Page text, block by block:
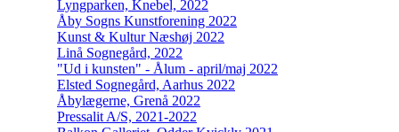
Lyngparken, Knebel, 2022
Åby Sogns Kunstforening 2022
Kunst & Kultur Næshøj 2022
Linå Sognegård, 2022
"Ud i kunsten" - Ålum - april/maj 2022
Elsted Sognegård, Aarhus 2022
Åbylægerne, Grenå 2022
Pressalit A/S, 2021-2022